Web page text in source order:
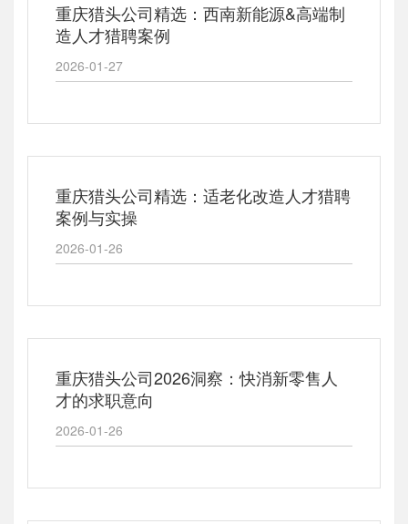
重庆猎头公司精选：西南新能源&高端制
造人才猎聘案例
2026-01-27
重庆猎头公司精选：适老化改造人才猎聘
案例与实操
2026-01-26
重庆猎头公司2026洞察：快消新零售人
才的求职意向
2026-01-26